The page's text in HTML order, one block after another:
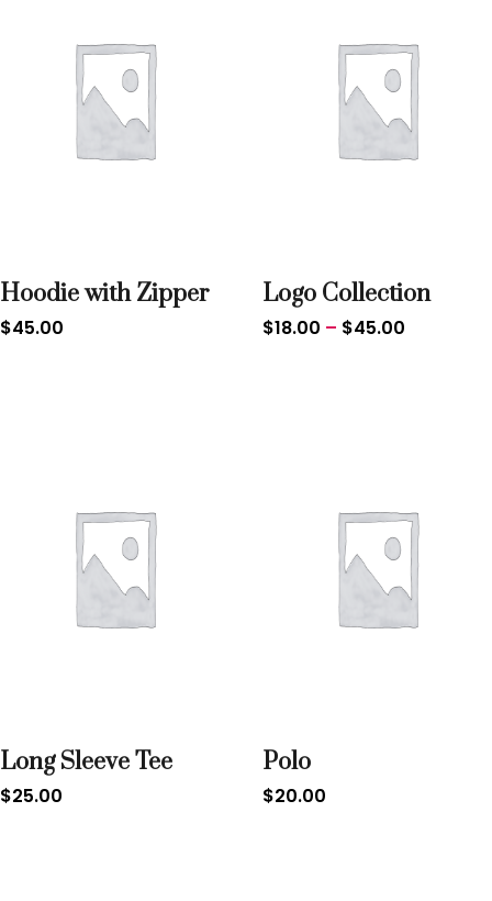
Hoodie with Zipper
$45.00
Logo Collection
$18.00 – $45.00
Long Sleeve Tee
$25.00
Polo
$20.00